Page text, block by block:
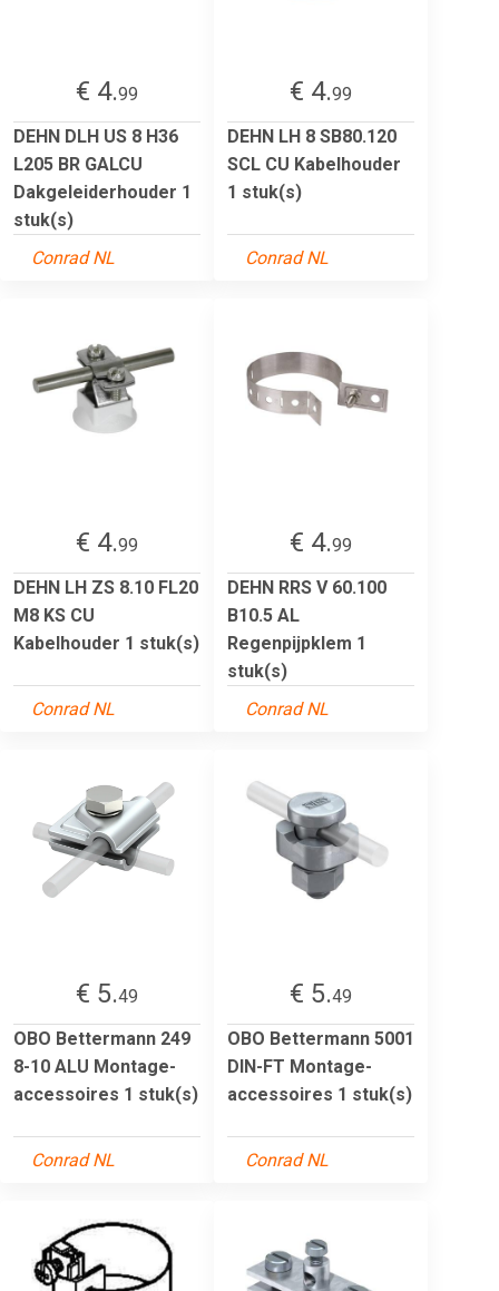
€ 4.99
DEHN DLH US 8 H36
L205 BR GALCU
Dakgeleiderhouder 1
stuk(s)
Conrad NL
€ 4.99
DEHN LH 8 SB80.120
SCL CU Kabelhouder
1 stuk(s)
Conrad NL
€ 4.99
DEHN LH ZS 8.10 FL20
M8 KS CU
Kabelhouder 1 stuk(s)
Conrad NL
€ 4.99
DEHN RRS V 60.100
B10.5 AL
Regenpijpklem 1
stuk(s)
Conrad NL
€ 5.49
OBO Bettermann 249
8-10 ALU Montage-
accessoires 1 stuk(s)
Conrad NL
€ 5.49
OBO Bettermann 5001
DIN-FT Montage-
accessoires 1 stuk(s)
Conrad NL